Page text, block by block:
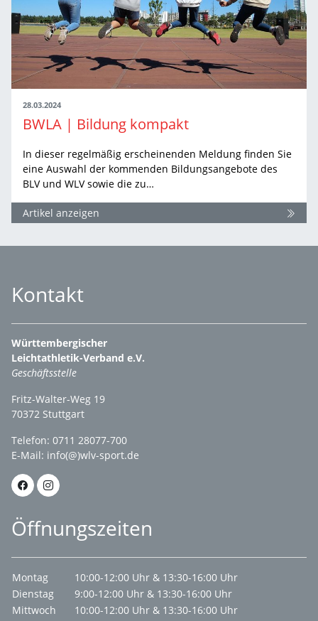
28.03.2024
BWLA | Bildung kompakt
In dieser regelmäßig erscheinenden Meldung finden Sie
eine Auswahl der kommenden Bildungsangebote des
BLV und WLV sowie die zu…
Artikel anzeigen
Kontakt
Württembergischer
Leichtathletik-Verband e.V.
Geschäftsstelle
Fritz-Walter-Weg 19
70372 Stuttgart
Telefon: 0711 28077-700
E-Mail: info(@)wlv-sport.de
Öffnungszeiten
Montag
10:00-12:00 Uhr & 13:30-16:00 Uhr
Dienstag
9:00-12:00 Uhr & 13:30-16:00 Uhr
Mittwoch
10:00-12:00 Uhr & 13:30-16:00 Uhr